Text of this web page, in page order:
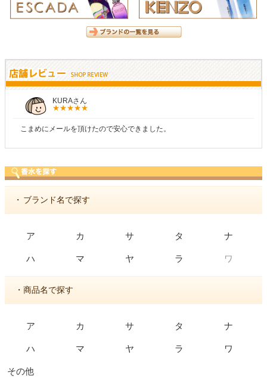
KURAさん
こまめにメールを頂けたので安心できました。
・ ブランド名で探す
ア カ サ タ ナ
ハ マ ヤ ラ ワ
・商品名で探す
ア カ サ タ ナ
ハ マ ヤ ラ ワ
その他